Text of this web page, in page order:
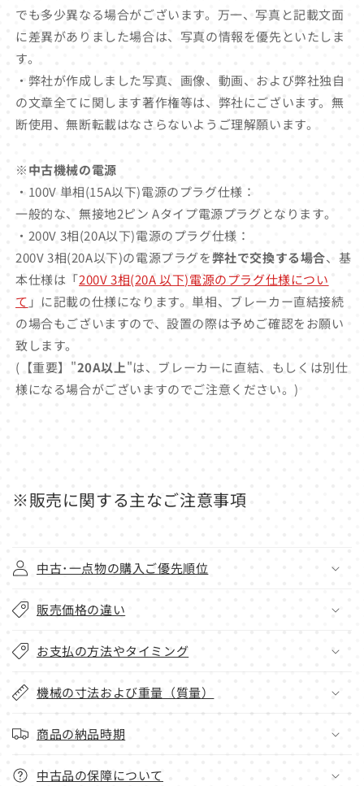
でも多少異なる場合がございます。万一、写真と記載文面
に差異がありました場合は、写真の情報を優先といたしま
す。
・弊社が作成しました写真、画像、動画、および弊社独自
の文章全てに関します著作権等は、弊社にございます。無
断使用、無断転載はなさらないようご理解願います。
※中古機械の電源
・100V 単相(15A以下)電源のプラグ仕様：
一般的な、無接地2ピン Aタイプ電源プラグとなります。
・200V 3相(20A以下)電源のプラグ仕様：
200V 3相(20A以下)の電源プラグを弊社で交換する場合、基
本仕様は「200V 3相(20A 以下)電源のプラグ仕様につい
て 」に記載の仕様になります。単相、ブレーカー直結接続
の場合もございますので、設置の際は予めご確認をお願い
致します。
(【重要】"20A以上"は、ブレーカーに直結、もしくは別仕
様になる場合がございますのでご注意ください。)
※販売に関する主なご注意事項
中古･一点物の購入ご優先順位
販売価格の違い
お支払の方法やタイミング
機械の寸法および重量（質量）
商品の納品時期
中古品の保障について